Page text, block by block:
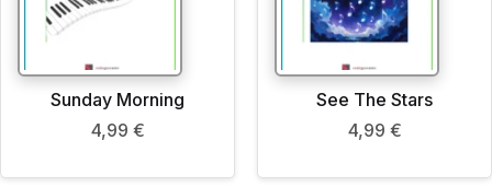
Sunday Morning
4,99 €
See The Stars
4,99 €